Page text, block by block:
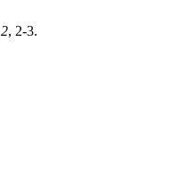
2, 2-3.